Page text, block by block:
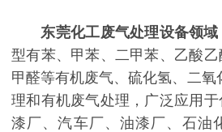
东莞化工废气处理设备领域
型有苯、甲苯、二甲苯、乙酸乙
甲醛等有机废气、硫化氢、二氧
理和有机废气处理，广泛应用
漆厂、汽车厂、油漆厂、石油